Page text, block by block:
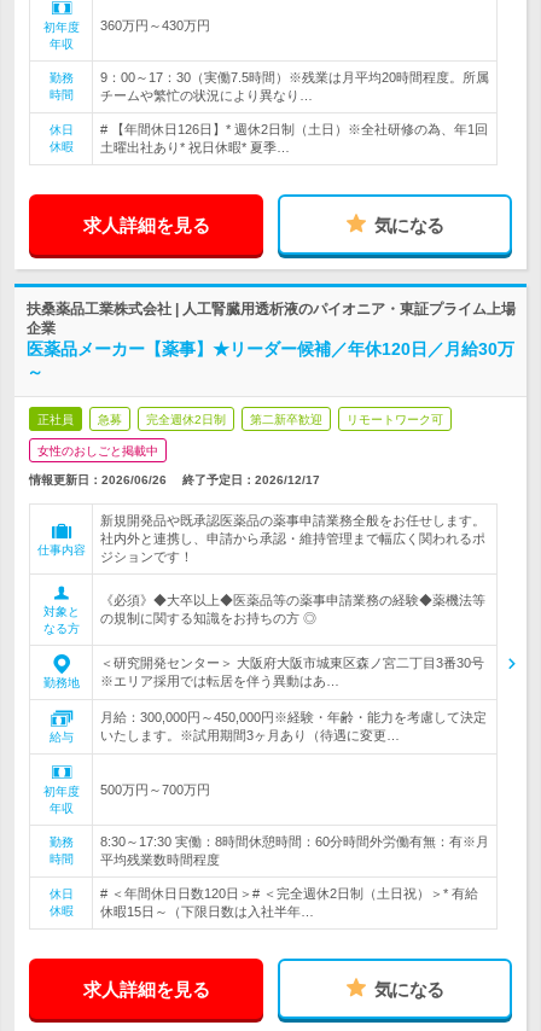
初年度
年収
360万円～430万円
勤務
時間
9：00～17：30（実働7.5時間）※残業は月平均20時間程度。所属
チームや繁忙の状況により異なり…
休日
休暇
# 【年間休日126日】* 週休2日制（土日）※全社研修の為、年1回
土曜出社あり* 祝日休暇* 夏季…
求人詳細を見る 気になる
扶桑薬品工業株式会社 | 人工腎臓用透析液のパイオニア・東証プライム上場
企業
医薬品メーカー【薬事】★リーダー候補／年休120日／月給30万
～
正社員 急募 完全週休2日制 第二新卒歓迎 リモートワーク可
女性のおしごと掲載中
情報更新日：2026/06/26 終了予定日： 2026/12/17
仕事内容
新規開発品や既承認医薬品の薬事申請業務全般をお任せします。
社内外と連携し、申請から承認・維持管理まで幅広く関われるポ
ジションです！
対象と
なる方
《必須》◆大卒以上◆医薬品等の薬事申請業務の経験◆薬機法等
の規制に関する知識をお持ちの方 ◎
勤務地
＜研究開発センター＞ 大阪府大阪市城東区森ノ宮二丁目3番30号
※エリア採用では転居を伴う異動はあ…
給与
月給：300,000円～450,000円※経験・年齢・能力を考慮して決定
いたします。※試用期間3ヶ月あり（待遇に変更…
初年度
年収
500万円～700万円
勤務
時間
8:30～17:30 実働：8時間休憩時間：60分時間外労働有無：有※月
平均残業数時間程度
休日
休暇
# ＜年間休日日数120日＞# ＜完全週休2日制（土日祝）＞* 有給
休暇15日～（下限日数は入社半年…
求人詳細を見る 気になる